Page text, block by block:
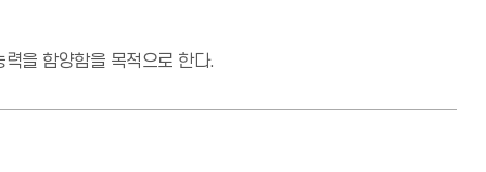
을 함양함을 목적으로 한다.